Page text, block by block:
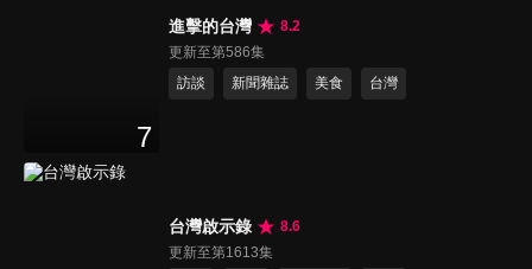
7
進擊的台灣
8.2
更新至第586集
訪談
新聞雜誌 美食 台灣
台灣啟示錄
8.6
更新至第1613集